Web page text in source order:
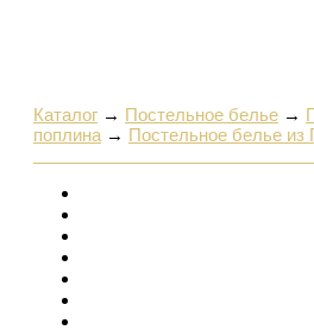
Каталог → Постельное белье →
поплина → Постельное белье из